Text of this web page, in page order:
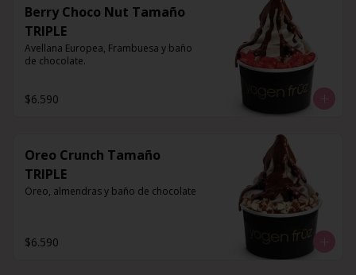
Berry Choco Nut Tamaño
TRIPLE
Avellana Europea, Frambuesa y baño
de chocolate.
$6.590
Oreo Crunch Tamaño
TRIPLE
Oreo, almendras y baño de chocolate
$6.590